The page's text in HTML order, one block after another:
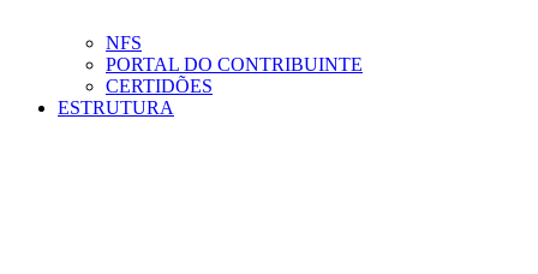
NFS
PORTAL DO CONTRIBUINTE
CERTIDÕES
ESTRUTURA